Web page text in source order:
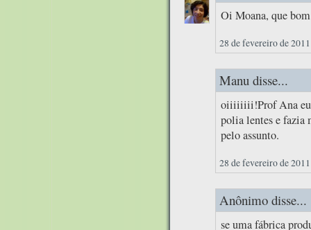
Oi Moana, que
28 de fevereiro de
Manu disse...
oiiiiiiii!Prof Ana eu
polia lentes e fazia
pelo assunto.
28 de fevereiro de
Anônimo disse...
se uma fábrica